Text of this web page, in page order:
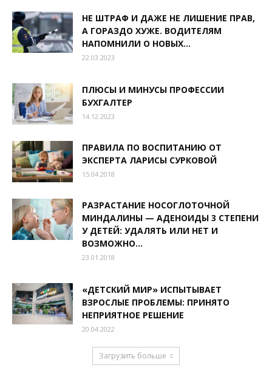
НЕ ШТРАФ И ДАЖЕ НЕ ЛИШЕНИЕ ПРАВ,
А ГОРАЗДО ХУЖЕ. ВОДИТЕЛЯМ
НАПОМНИЛИ О НОВЫХ...
22.03.2023
ПЛЮСЫ И МИНУСЫ ПРОФЕССИИ
БУХГАЛТЕР
14.12.2023
ПРАВИЛА ПО ВОСПИТАНИЮ ОТ
ЭКСПЕРТА ЛАРИСЫ СУРКОВОЙ
15.04.2018
РАЗРАСТАНИЕ НОСОГЛОТОЧНОЙ
МИНДАЛИНЫ — АДЕНОИДЫ 3 СТЕПЕНИ
У ДЕТЕЙ: УДАЛЯТЬ ИЛИ НЕТ И
ВОЗМОЖНО...
23.01.2018
«ДЕТСКИЙ МИР» ИСПЫТЫВАЕТ
ВЗРОСЛЫЕ ПРОБЛЕМЫ: ПРИНЯТО
НЕПРИЯТНОЕ РЕШЕНИЕ
20.04.2022
Загрузить больше